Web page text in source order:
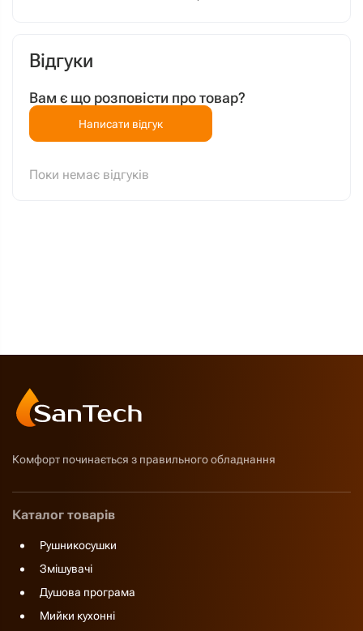
Відгуки
Вам є що розповісти про товар?
Написати відгук
Поки немає відгуків
Комфорт починається з правильного обладнання
Каталог товарів
Рушникосушки
Змішувачі
Душова програма
Мийки кухонні